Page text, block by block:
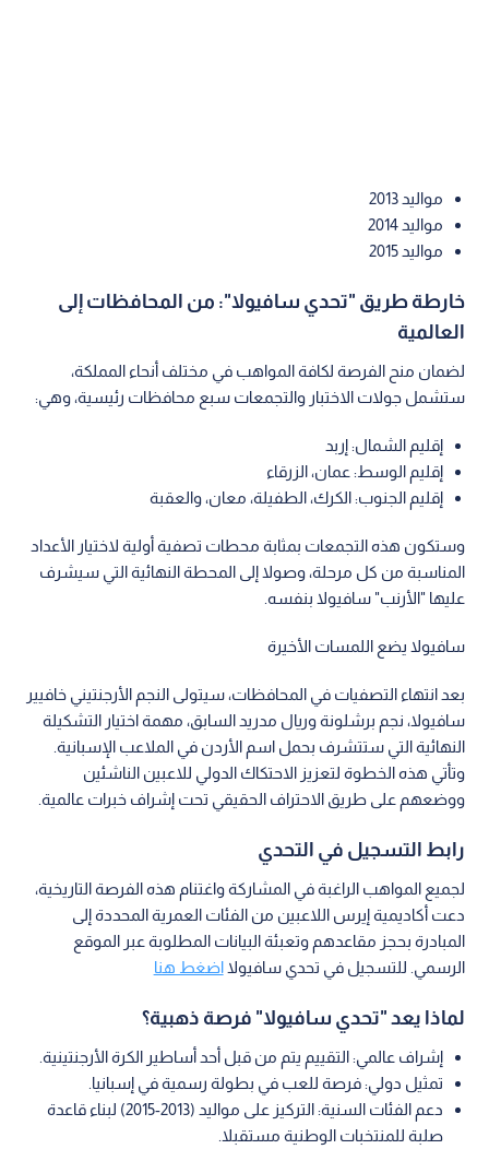
مواليد 2013
مواليد 2014
مواليد 2015
خارطة طريق "تحدي سافيولا": من المحافظات إلى
العالمية
لضمان منح الفرصة لكافة المواهب في مختلف أنحاء المملكة،
ستشمل جولات الاختبار والتجمعات سبع محافظات رئيسية، وهي:
إقليم الشمال: إربد
إقليم الوسط: عمان، الزرقاء
إقليم الجنوب: الكرك، الطفيلة، معان، والعقبة
وستكون هذه التجمعات بمثابة محطات تصفية أولية لاختيار الأعداد
المناسبة من كل مرحلة، وصولا إلى المحطة النهائية التي سيشرف
عليها "الأرنب" سافيولا بنفسه.
سافيولا يضع اللمسات الأخيرة
بعد انتهاء التصفيات في المحافظات، سيتولى النجم الأرجنتيني خافيير
سافيولا، نجم برشلونة وريال مدريد السابق، مهمة اختيار التشكيلة
النهائية التي ستتشرف بحمل اسم الأردن في الملاعب الإسبانية.
وتأتي هذه الخطوة لتعزيز الاحتكاك الدولي للاعبين الناشئين
ووضعهم على طريق الاحتراف الحقيقي تحت إشراف خبرات عالمية.
رابط التسجيل في التحدي
لجميع المواهب الراغبة في المشاركة واغتنام هذه الفرصة التاريخية،
دعت أكاديمية إيرس اللاعبين من الفئات العمرية المحددة إلى
المبادرة بحجز مقاعدهم وتعبئة البيانات المطلوبة عبر الموقع
الرسمي. للتسجيل في تحدي سافيولااضغط هنا
لماذا يعد "تحدي سافيولا" فرصة ذهبية؟
إشراف عالمي: التقييم يتم من قبل أحد أساطير الكرة الأرجنتينية.
تمثيل دولي: فرصة للعب في بطولة رسمية في إسبانيا.
دعم الفئات السنية: التركيز على مواليد (2013-2015) لبناء قاعدة
صلبة للمنتخبات الوطنية مستقبلا.